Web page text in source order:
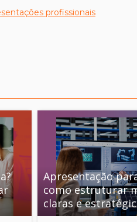
profissionais
Apresentação
como estruturar
claras e